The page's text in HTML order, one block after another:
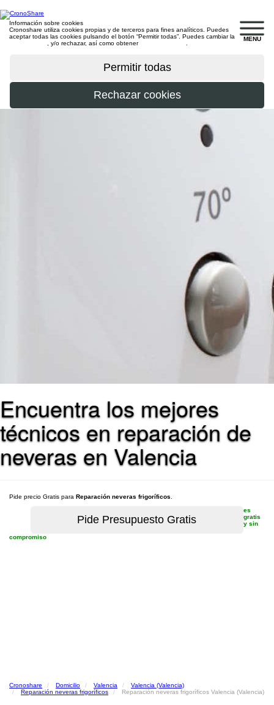
MENU
Información sobre cookies
Cronoshare utiliza cookies propias y de terceros para fines analíticos. Puedes
aceptar todas las cookies pulsando el botón “Permitir todas”. Puedes cambiar la
, y/o rechazar, así como obtener
Encuentra los mejores
técnicos en reparación de
neveras en Valencia
Pide precio Gratis para Reparación neveras frigoríficos
es
gratis
y sin
compromiso
Cronoshare Domicilio Valencia
Valencia (Valencia)
Reparación neveras frigoríficos
Reparación neveras frigoríficos Valencia (Valencia)